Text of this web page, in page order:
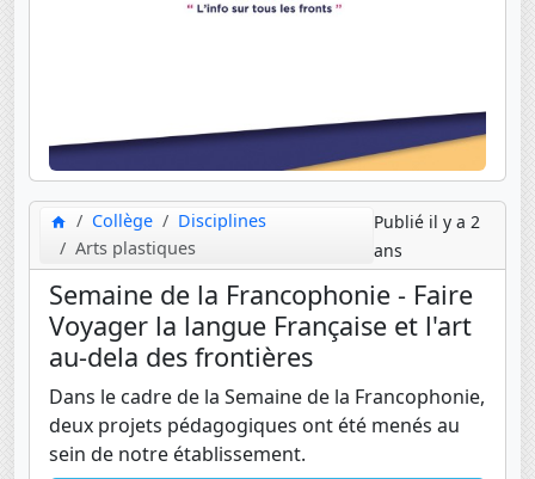
Collège
Disciplines
Arts plastiques
Publié il y a 2
ans
Semaine de la Francophonie - Faire
Voyager la langue Française et l'art
au-dela des frontières
Dans le cadre de la Semaine de la Francophonie,
deux projets pédagogiques ont été menés au
sein de notre établissement.